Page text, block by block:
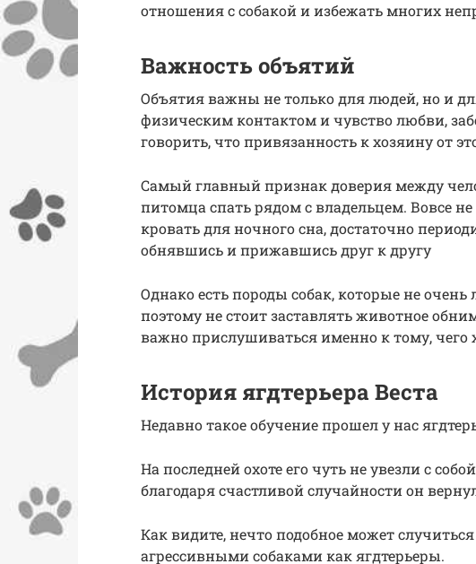
отношения с собакой и избежать многих
Важность объятий
Объятия важны не только для людей, но и
физическим контактом и чувство любви,
говорить, что привязанность к хозяину от
Самый главный признак доверия между
питомца спать рядом с владельцем. Вовсе не
кровать для ночного сна, достаточно
обнявшись и прижавшись друг к другу
Однако есть породы собак, которые не
поэтому не стоит заставлять животное
важно прислушиваться именно к тому, чего
История ягдтерьера Веста
Недавно такое обучение прошел у нас
На последней охоте его чуть не увезли с
благодаря счастливой случайности он
Как видите, нечто подобное может
агрессивными собаками как ягдтерьеры.